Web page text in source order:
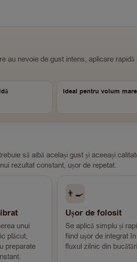
au nevoie de gust intens, aplicare
Ideal pentru volum mare
să aibă același gust și aceeași
rezultat constant, ușor de repetat.
unui
plăcut,
preparate
👨‍🍳
Ușor de folosit
Se aplică simplu și
fiind ușor de integrat în
fluxul zilnic din